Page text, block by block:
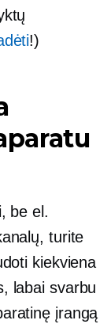
!)
be el.
turite
kiekviena
labai svarbu
įrangą